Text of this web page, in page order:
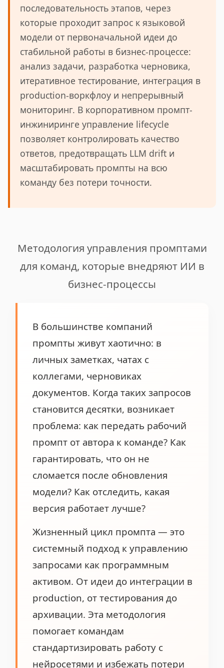
последовательность этапов, через
которые проходит запрос к языковой
модели от первоначальной идеи до
стабильной работы в бизнес-процессе:
анализ задачи, разработка черновика,
итеративное тестирование, интеграция в
production-воркфлоу и непрерывный
мониторинг. В корпоративном промпт-
инжиниринге управление lifecycle
позволяет контролировать качество
ответов, предотвращать LLM drift и
масштабировать промпты на всю
команду без потери точности.
Методология управления промптами
для команд, которые внедряют ИИ в
бизнес-процессы
В большинстве компаний
промпты живут хаотично: в
личных заметках, чатах с
коллегами, черновиках
документов. Когда таких запросов
становится десятки, возникает
проблема: как передать рабочий
промпт от автора к команде? Как
гарантировать, что он не
сломается после обновления
модели? Как отследить, какая
версия работает лучше?
Жизненный цикл промпта — это
системный подход к управлению
запросами как программным
активом. От идеи до интеграции в
production, от тестирования до
архивации. Эта методология
помогает командам
стандартизировать работу с
нейросетями и избежать потери